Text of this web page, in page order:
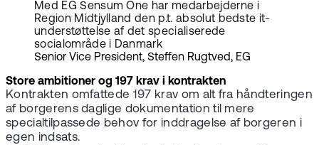
Med EG Sensum One har medarbejderne i
Region Midtjylland den p.t. absolut bedste it-
understøttelse af det specialiserede
socialområde i Danmark
Senior Vice President, Steffen Rugtved, EG
Store ambitioner og 197 krav i kontrakten
Kontrakten omfattede 197 krav om alt fra håndteringen
af borgerens daglige dokumentation til mere
specialtilpassede behov for inddragelse af borgeren i
egen indsats.